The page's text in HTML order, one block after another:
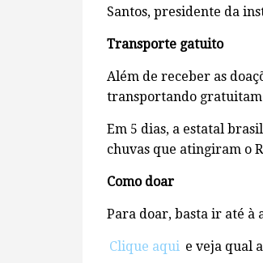
Santos, presidente da
Transporte gatuito
Além de receber as
transportando
Em 5 dias, a estatal
chuvas que atingiram o
Como doar
Para doar, basta ir até à
Clique aqui e veja qual